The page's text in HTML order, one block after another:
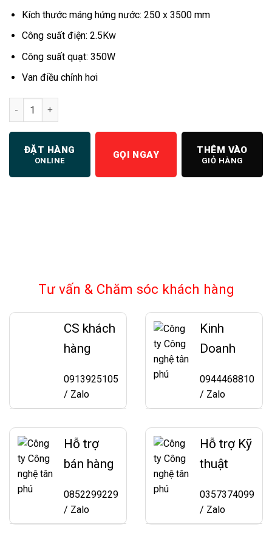
Kích thước máng hứng nước: 250 x 3500 mm
Công suất điện: 2.5Kw
Công suất quạt: 350W
Van điều chỉnh hơi
Máy co màng hơi số lượng
ĐẶT HÀNG
ONLINE
GỌI NGAY THÊM VÀO
GIỎ HÀNG
Tư vấn & Chăm sóc khách hàng
CS khách
hàng
0913925105
/ Zalo
Kinh
Doanh
0944468810
/ Zalo
Hỗ trợ
bán hàng
0852299229
/ Zalo
Hỗ trợ Kỹ
thuật
0357374099
/ Zalo